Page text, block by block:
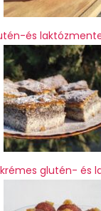
és
glutén- és